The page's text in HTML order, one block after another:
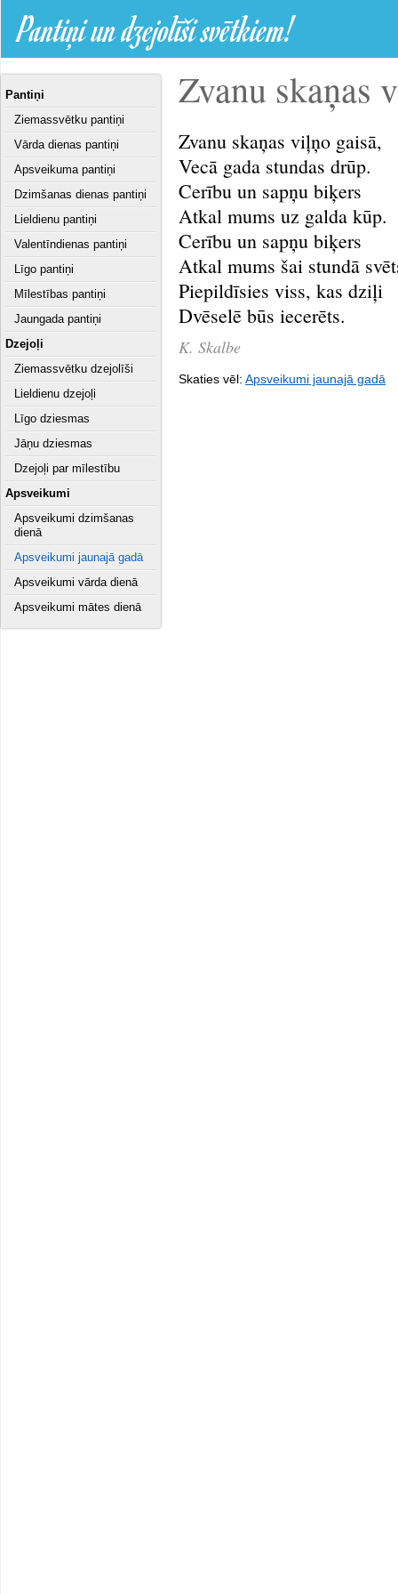
Pantiņi un dzejolīši svētkiem!
Pantiņi
Ziemassvētku pantiņi
Vārda dienas pantiņi
Apsveikuma pantiņi
Dzimšanas dienas pantiņi
Lieldienu pantiņi
Valentīndienas pantiņi
Līgo pantiņi
Mīlestības pantiņi
Jaungada pantiņi
Dzejoļi
Ziemassvētku dzejolīši
Lieldienu dzejoļi
Līgo dziesmas
Jāņu dziesmas
Dzejoļi par mīlestību
Apsveikumi
Apsveikumi dzimšanas
dienā
Apsveikumi jaunajā gadā
Apsveikumi vārda dienā
Apsveikumi mātes dienā
Zvanu skaņas
Zvanu skaņas viļņo gaisā,
Vecā gada stundas drūp.
Cerību un sapņu biķers
Atkal mums uz galda kūp.
Cerību un sapņu biķers
Atkal mums šai stundā
Piepildīsies viss, kas dziļi
Dvēselē būs iecerēts.
K. Skalbe
Skaties vēl: Apsveikumi jaunajā gadā